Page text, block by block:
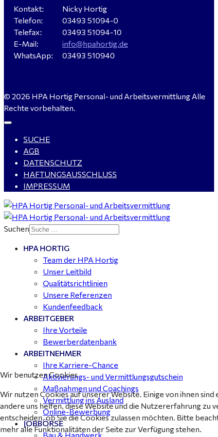
Servicemeister Kfz (m/w/d) - Bitterfeld-Wolfen
gesucht - ab 4.500,00 €
Rohrleitungsbau - Tagschicht - Leuna ab 20 €
Kalkulator (m/w/d) mit technischen Erfahrungen
gesucht für Halle (Saale) - ab 4.000 €
25
Mitarbeiter Wohnungssanierung / Maler (m/w/d)
Dessau-Roßlau - ab 18,00 €
Kontakt:
Telefon:
Telefax:
E-Mail:
WhatsApp:
Nicky Hortig
03493 51094-0
03493 51094-10
info@hpahortig.de
03493 510940
© 2026 HPA Hortig Personal- und Arbeitsvermittlung Alle
Rechte vorbehalten.
SUCHE
AGB
DATENSCHUTZ
HAFTUNGSAUSSCHLUSS
IMPRESSUM
Suchen
HPA HORTIG
Team der HPA Hortig
Unser Leitbild
Qualitätsrichtlinien
Unsere Referenzen
Kundenfeedback
ARBEITGEBER
Ihre Vorteile
Bewerberdatenbank
ARBEITNEHMER
Ihre Karriere-Chance
Aktivierungs- und Vermittlungsgutschein
Maßnahmen und Coachings
Vermittlung ins Ausland
Online-Bewerbung
JOBBÖRSE
Bau & Handwerk
Wir benutzen Cookies
Wir nutzen Cookies auf unserer Website. Einige von ihnen
andere uns helfen, diese Website und die Nutzererfahrung zu
entscheiden, ob Sie die Cookies zulassen möchten. Bitte
mehr alle Funktionalitäten der Seite zur Verfügung stehen.